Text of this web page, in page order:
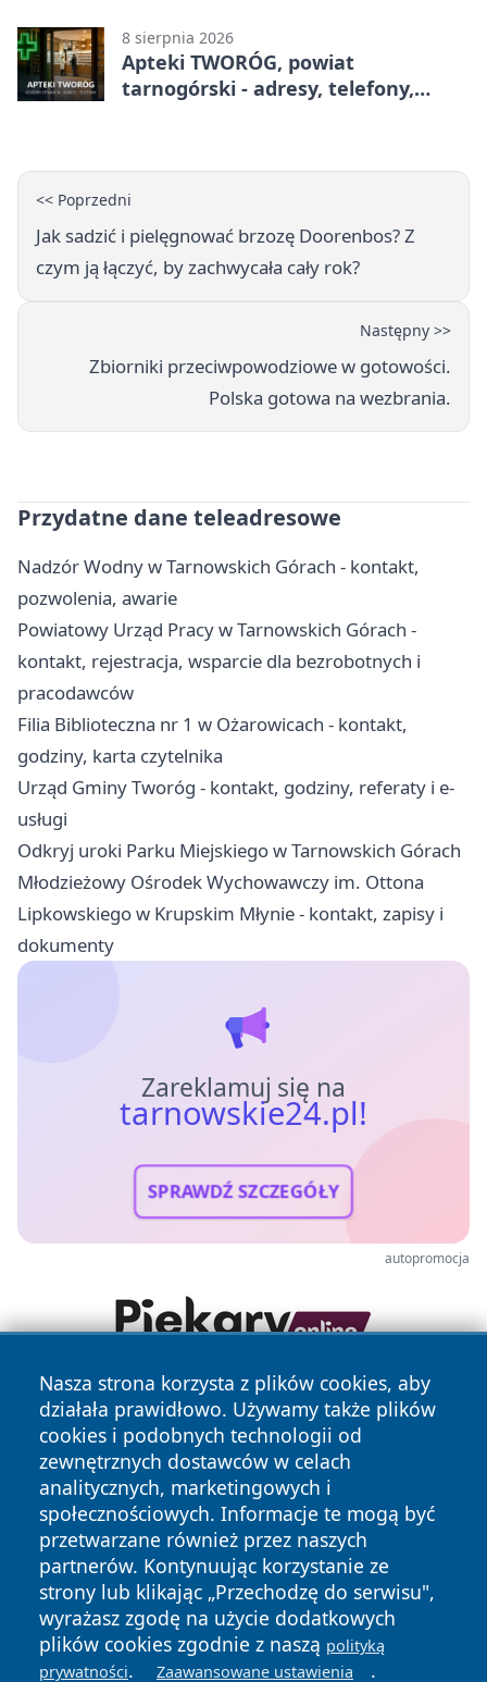
8 sierpnia 2026
Apteki TWORÓG, powiat
tarnogórski - adresy, telefony,
<< Poprzedni
Jak sadzić i pielęgnować brzozę Doorenbos? Z
czym ją łączyć, by zachwycała cały rok?
Następny >>
Zbiorniki przeciwpowodziowe w gotowości.
Polska gotowa na wezbrania.
Przydatne dane teleadresowe
Nadzór Wodny w Tarnowskich Górach - kontakt,
pozwolenia, awarie
Powiatowy Urząd Pracy w Tarnowskich Górach -
kontakt, rejestracja, wsparcie dla bezrobotnych i
pracodawców
Filia Biblioteczna nr 1 w Ożarowicach - kontakt,
godziny, karta czytelnika
Urząd Gminy Tworóg - kontakt, godziny, referaty i e-
usługi
Odkryj uroki Parku Miejskiego w Tarnowskich Górach
Młodzieżowy Ośrodek Wychowawczy im. Ottona
Lipkowskiego w Krupskim Młynie - kontakt, zapisy i
dokumenty
Zareklamuj się na
tarnowskie24.pl!
SPRAWDŹ SZCZEGÓŁY
autopromocja
Nasza strona korzysta z plików cookies, aby
działała prawidłowo. Używamy także plików
cookies i podobnych technologii od
zewnętrznych dostawców w celach
analitycznych, marketingowych i
społecznościowych. Informacje te mogą być
przetwarzane również przez naszych
partnerów. Kontynuując korzystanie ze
strony lub klikając „Przechodzę do serwisu",
wyrażasz zgodę na użycie dodatkowych
plików cookies zgodnie z naszą polityką
prywatności. Zaawansowane ustawienia .
Copyright © 2026 tarnowskie24.pl Wszystkie prawa
zastrzeżone.
News Autorzy
Polityka
Prywatności
Polityka
Cookies